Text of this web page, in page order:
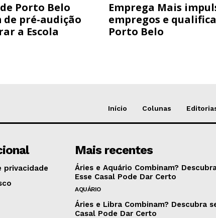
Porto Belo
pré-audição
a Escola
Emprega Mais
empregos e
Porto Belo
Início Colunas
privacidade
Mais recentes
Áries e Aquário Combinam?
Esse Casal Pode Dar Certo
AQUÁRIO
Áries e Libra Combinam? Descubra
Casal Pode Dar Certo